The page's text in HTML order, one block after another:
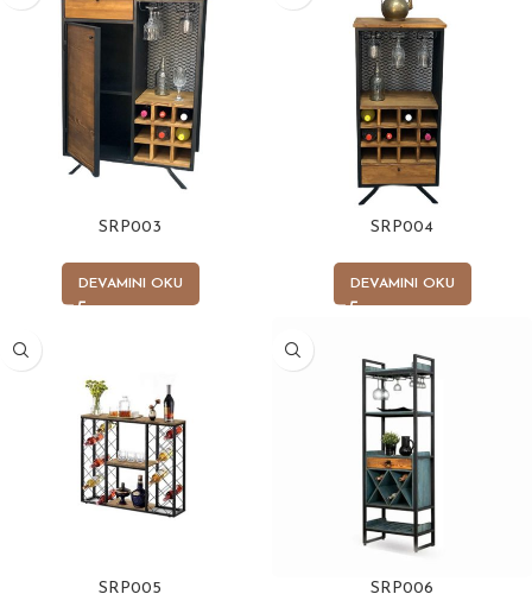
SRP003
DEVAMINI OKU
SRP004
DEVAMINI OKU
SRP005 SRP006